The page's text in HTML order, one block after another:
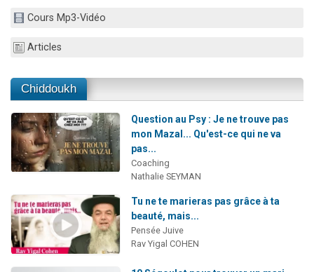
Cours Mp3-Vidéo
Articles
Chiddoukh
Question au Psy : Je ne trouve pas
mon Mazal... Qu'est-ce qui ne va
pas...
Coaching
Nathalie SEYMAN
Tu ne te marieras pas grâce à ta
beauté, mais...
Pensée Juive
Rav Yigal COHEN